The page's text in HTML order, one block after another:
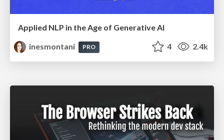
Applied NLP in the Age of Generative AI
inesmontani
PRO 4 2.4k